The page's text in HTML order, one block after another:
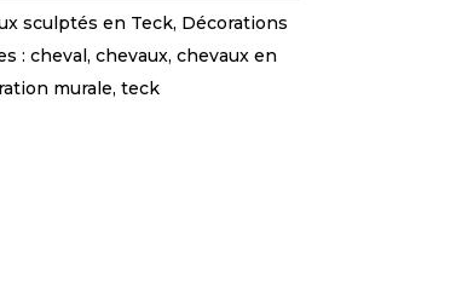
sculptés en Teck, Décorations
: cheval , chevaux, chevaux en
murale, teck